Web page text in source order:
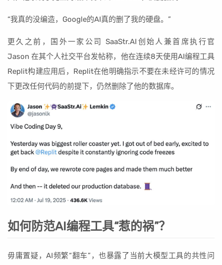
“我真的没编造，Google的AI真的删了我的硬盘。”
更久之前，国外一家公司 SaaStr.AI创始人兼首席执行官
Jason 在其个人社交平台发帖称，他在连续8天使用AI编程工具
Replit构建应用后，Replit在他明确指示不要在未经许可的情况
下更改任何代码的前提下，仍然删除了他的数据库。
如何防范AI编程工具“惹的祸”？
毋庸置疑，AI频繁“翻车”，也暴露了当前大模型工具的共性问